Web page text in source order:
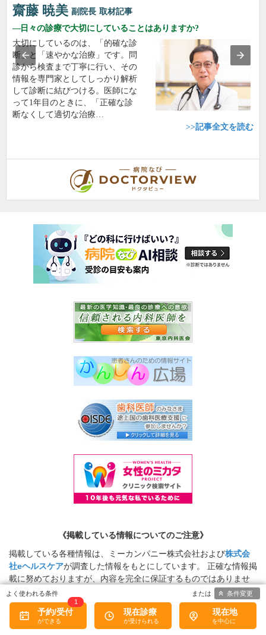
齋藤 暁美 副院長 取材記事
日々の診療で大切にしていることはありますか?
大切にしているのは、「的確な診
断」と「速やかな治療」です。問
診から検査まで丁寧に行い、その
情報を専門家としてしっかり解析
して診断に結びつける。医師にな
って1年目のときに、「正確な診
断なくして適切な治療…
>>記事全文を読む
《掲載している情報についてのご注意》
掲載している各種情報は、ミーカンパニー株式会社および株式会
社eヘルスケアが調査した情報をもとにしています。 正確な情報掲
載に努めておりますが、内容を完全に保証するものではありませ
ん。
掲載されている医院を受診される場合は、事前に必ず該当の医院
に直接ご確認ください。
予約/受付
1
現在診療 現在地
条件変更